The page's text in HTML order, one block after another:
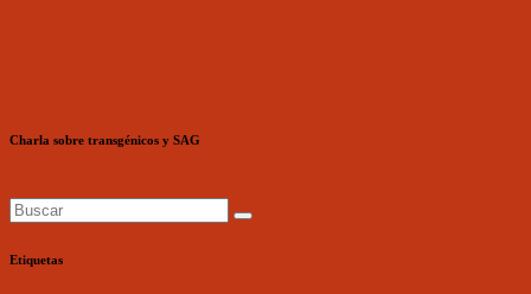
Charla sobre transgénicos y SAG
Etiquetas